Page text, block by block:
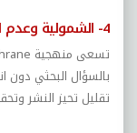
4- الشمولية وعدم الانتقائية
تسعى منهجية
بالسؤال البحثي دون
تقليل تحيز النشر